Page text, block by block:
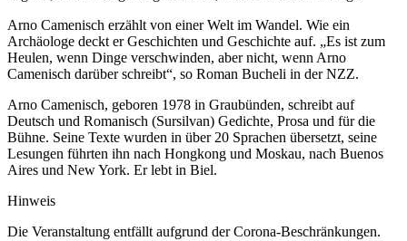
Arno Camenisch erzählt von einer Welt im Wandel. Wie ein
Archäologe deckt er Geschichten und Geschichte auf. „Es ist zum
Heulen, wenn Dinge verschwinden, aber nicht, wenn Arno
Camenisch darüber schreibt“, so Roman Bucheli in der NZZ.
Arno Camenisch, geboren 1978 in Graubünden, schreibt auf
Deutsch und Romanisch (Sursilvan) Gedichte, Prosa und für die
Bühne. Seine Texte wurden in über 20 Sprachen übersetzt, seine
Lesungen führten ihn nach Hongkong und Moskau, nach Buenos
Aires und New York. Er lebt in Biel.
Hinweis
Die Veranstaltung entfällt aufgrund der Corona-Beschränkungen.